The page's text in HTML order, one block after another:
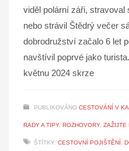
viděl polární záři,
nebo strávil Štědrý večer
dobrodružství začalo 6 let
navštívil poprvé jako
květnu 2024 skrze
PUBLIKOVÁNO CESTOVÁNÍ V
RADY A TIPY, ROZHOVORY, ZAŽIJTE
ŠTÍTKY: CESTOVNÍ POJIŠTĚNÍ ,